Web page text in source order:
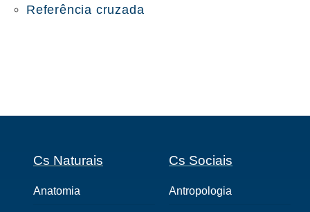
Referência cruzada
Cs Naturais
Anatomia
Cs Sociais
Antropologia